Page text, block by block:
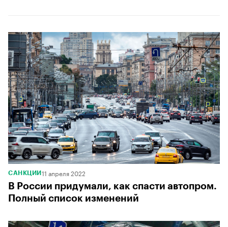
САНКЦИИ 11 апреля 2022
В России придумали, как спасти автопром.
Полный список изменений